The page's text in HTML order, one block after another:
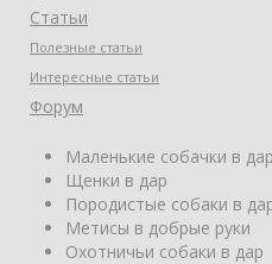
Статьи
Полезные статьи
Интересные статьи
Форум
Маленькие собачки в дар
Щенки в дар
Породистые собаки в
Метисы в добрые руки
Охотничьи собаки в дар